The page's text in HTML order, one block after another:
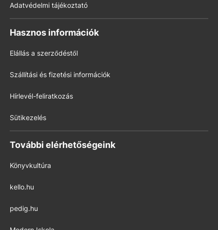
Adatvédelmi tájékoztató
Hasznos információk
Elállás a szerződéstől
Szállítási és fizetési információk
Hírlevél-feliratkozás
Sütikezelés
További elérhetőségeink
Könyvkultúra
kello.hu
pedig.hu